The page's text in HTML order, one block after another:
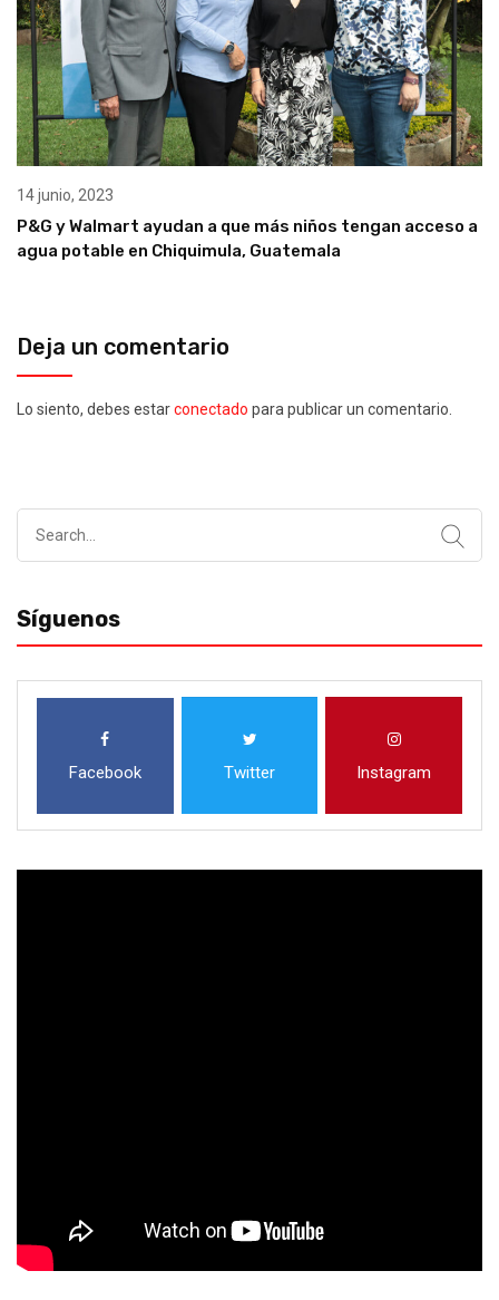
14 junio, 2023
P&G y Walmart ayudan a que más niños tengan acceso a
agua potable en Chiquimula, Guatemala
Deja un comentario
Lo siento, debes estarconectado para publicar un comentario.
Síguenos
Facebook Twitter Instagram